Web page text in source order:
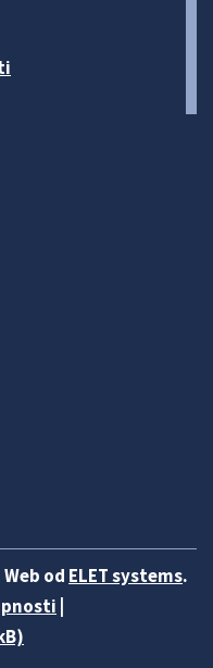
od ELET systems.